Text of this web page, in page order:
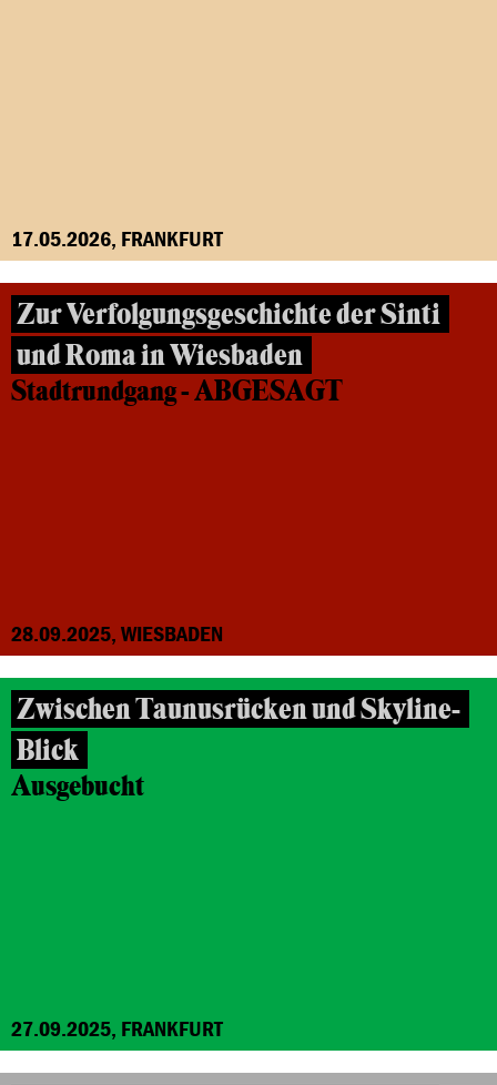
17.05.2026, FRANKFURT
Zur Verfolgungsgeschichte der Sinti
und Roma in Wiesbaden
Stadtrundgang - ABGESAGT
28.09.2025, WIESBADEN
Zwischen Taunusrücken und Skyline-
Blick
Ausgebucht
27.09.2025, FRANKFURT